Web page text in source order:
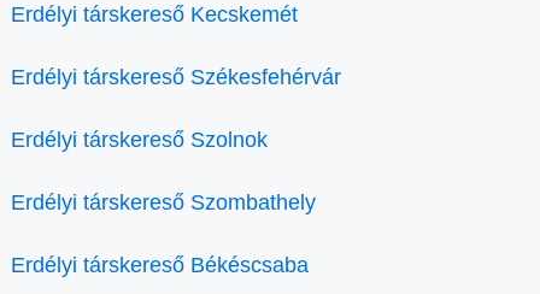
Erdélyi társkereső Kecskemét
Erdélyi társkereső Székesfehérvár
Erdélyi társkereső Szolnok
Erdélyi társkereső Szombathely
Erdélyi társkereső Békéscsaba